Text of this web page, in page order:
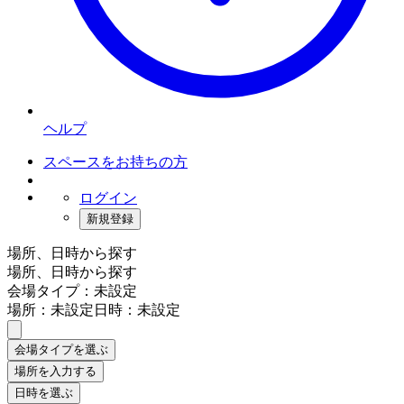
ヘルプ
スペースをお持ちの方
ログイン
新規登録
場所、日時から探す
場所、日時から探す
会場タイプ：未設定
場所：未設定日時：未設定
会場タイプを選ぶ
場所を入力する
日時を選ぶ